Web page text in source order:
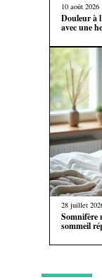
10 août 2026
Douleur à
avec une
28 juillet
Somnifère
sommeil